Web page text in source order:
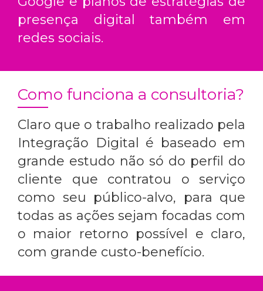
presença digital também em
redes sociais.
Como funciona a consultoria?
Claro que o trabalho realizado pela
Integração Digital é baseado em
grande estudo não só do perfil do
cliente que contratou o serviço
como seu público-alvo, para que
todas as ações sejam focadas com
o maior retorno possível e claro,
com grande custo-benefício.